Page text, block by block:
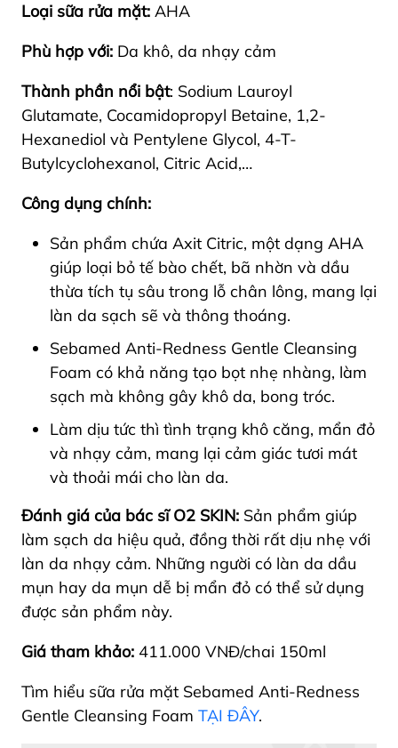
Loại sữa rửa mặt: AHA
Phù hợp với: Da khô, da nhạy cảm
Thành phần nổi bật: Sodium Lauroyl
Glutamate, Cocamidopropyl Betaine, 1,2-
Hexanediol và Pentylene Glycol, 4-T-
Butylcyclohexanol, Citric Acid,…
Công dụng chính:
Sản phẩm chứa Axit Citric, một dạng AHA
giúp loại bỏ tế bào chết, bã nhờn và dầu
thừa tích tụ sâu trong lỗ chân lông, mang lại
làn da sạch sẽ và thông thoáng.
Sebamed Anti-Redness Gentle Cleansing
Foam có khả năng tạo bọt nhẹ nhàng, làm
sạch mà không gây khô da, bong tróc.
Làm dịu tức thì tình trạng khô căng, mẩn đỏ
và nhạy cảm, mang lại cảm giác tươi mát
và thoải mái cho làn da.
Đánh giá của bác sĩ O2 SKIN: Sản phẩm giúp
làm sạch da hiệu quả, đồng thời rất dịu nhẹ với
làn da nhạy cảm. Những người có làn da dầu
mụn hay da mụn dễ bị mẩn đỏ có thể sử dụng
được sản phẩm này.
Giá tham khảo: 411.000 VNĐ/chai 150ml
Tìm hiểu sữa rửa mặt Sebamed Anti-Redness
Gentle Cleansing Foam TẠI ĐÂY.